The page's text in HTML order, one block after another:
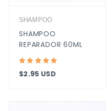
SHAMPOO
SHAMPOO
REPARADOR 60ML
$2.95 USD